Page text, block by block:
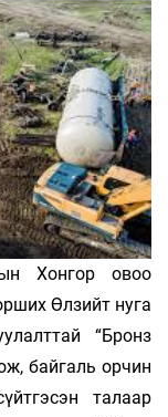
Хонгор овоо
Өлзийт нуга
“Бронз
байгаль орчин
талаар